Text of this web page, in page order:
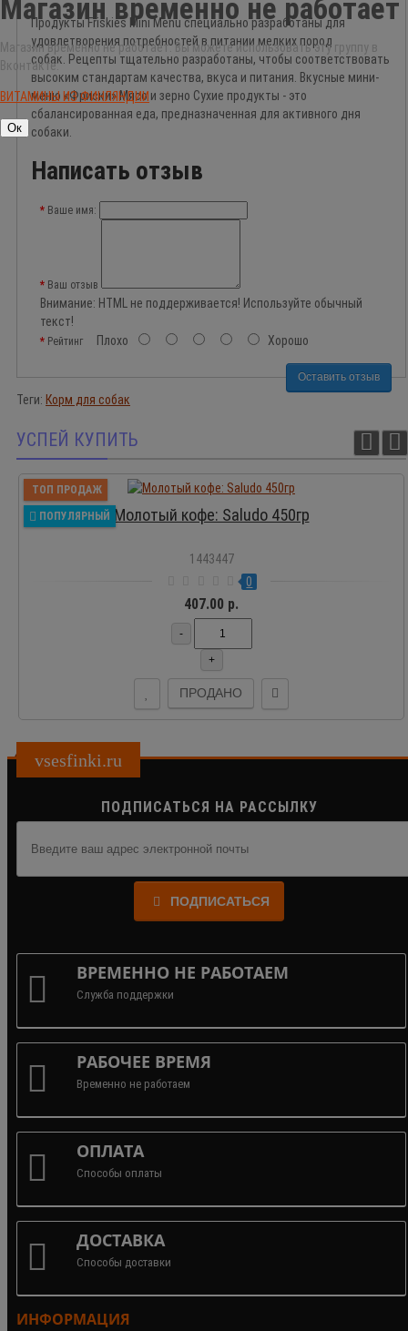
Продукты Friskies Mini Menu специально разработаны для
удовлетворения потребностей в питании мелких пород
собак. Рецепты тщательно разработаны, чтобы соответствовать
высоким стандартам качества, вкуса и питания. Вкусные мини-
меню «Фриски» Мясо и зерно Сухие продукты - это
сбалансированная еда, предназначенная для активного дня
собаки.
Написать отзыв
Ваше имя:
Ваш отзыв
Внимание: HTML не поддерживается! Используйте обычный
текст!
Рейтинг Плохо Хорошо
Оставить отзыв
Теги: Корм для собак
УСПЕЙ КУПИТЬ
ТОП ПРОДАЖ
ПОПУЛЯРНЫЙ Молотый кофе: Saludo 450гр
1443447
0
407.00 р.
-
+
ПРОДАНО
vsesfinki.ru
ПОДПИСАТЬСЯ НА РАССЫЛКУ
ПОДПИСАТЬСЯ
ВРЕМЕННО НЕ РАБОТАЕМ
Служба поддержки
РАБОЧЕЕ ВРЕМЯ
Временно не работаем
ОПЛАТА
Способы оплаты
ДОСТАВКА
Способы доставки
ИНФОРМАЦИЯ
Магазин временно не работает
Магазин временно не работает. Вы можете использовать эту группу в
Вконтакте:
ВИТАМИНЫ ИЗ ФИНЛЯНДИИ
Ок